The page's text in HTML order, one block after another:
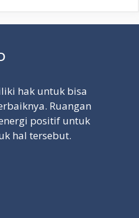
hak untuk bisa
Ruangan
positif untuk
hal tersebut.